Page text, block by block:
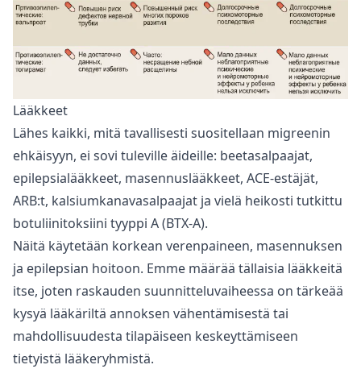
Lääkkeet
Lähes kaikki, mitä tavallisesti suositellaan migreenin
ehkäisyyn, ei sovi tuleville äideille: beetasalpaajat,
epilepsialääkkeet, masennuslääkkeet, ACE-estäjät,
ARB:t, kalsiumkanavasalpaajat ja vielä heikosti tutkittu
botuliinitoksiini tyyppi A (BTX-A).
Näitä käytetään korkean verenpaineen, masennuksen
ja epilepsian hoitoon. Emme määrää tällaisia lääkkeitä
itse, joten raskauden suunnitteluvaiheessa on tärkeää
kysyä lääkäriltä annoksen vähentämisestä tai
mahdollisuudesta tilapäiseen keskeyttämiseen
tietyistä lääkeryhmistä.